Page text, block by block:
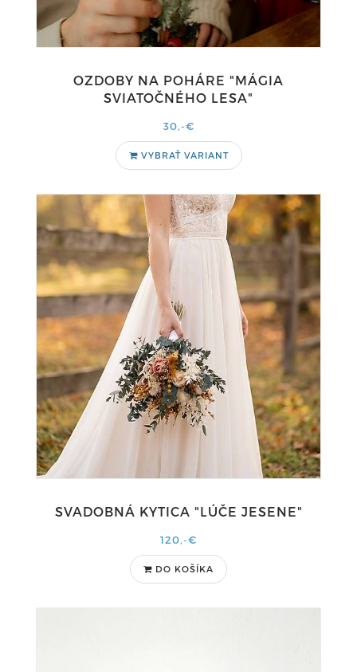
OZDOBY NA POHÁRE "MÁGIA
SVIATOČNÉHO LESA"
30,-€
VYBRAŤ VARIANT
SVADOBNÁ KYTICA "LÚČE JESENE"
120,-€
DO KOŠÍKA